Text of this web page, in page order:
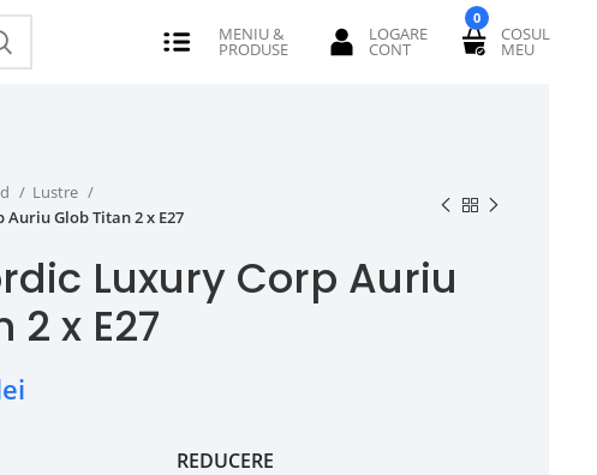
0
Lustre
Glob Titan 2 x E27
Luxury Corp Auriu
2 x E27
REDUCERE